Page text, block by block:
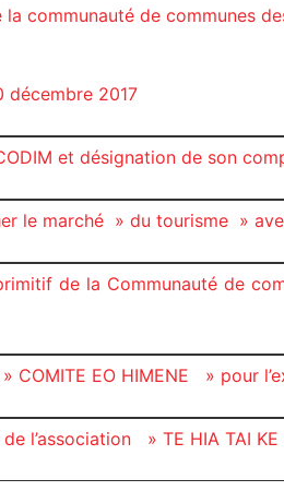
communauté de communes
décembre 2017
et désignation de son
le marché » du tourisme »
de la Communauté de
EO HIMENE » pour
l’association » TE HIA TAI